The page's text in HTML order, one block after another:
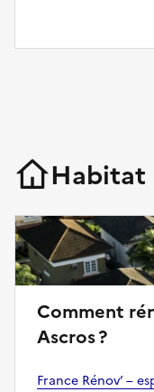
Habitat
Comment
Ascros ?
France Rénov’ –